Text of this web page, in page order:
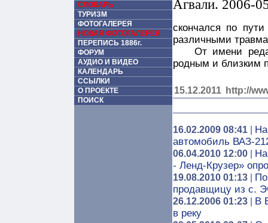
СЛОВАРЬ
ТУРИЗМ
ФОТОГАЛЕРЕЯ
НОВАЯ ФОТОГАЛЕРЕЯ
ПЕРЕПИСЬ 1886г.
ФОРУМ
АУДИО И ВИДЕО
КАЛЕНДАРЬ
ССЫЛКИ
О ПРОЕКТЕ
ПОИСК
скончался по
различными
От имени
родным и близким
15.12.2011 http://
16.02.2009 08:41
автомобиль ВАЗ-
06.04.2010 12:00
- Ленд-Крузер»
19.08.2010 01:13
продавщицу из с.
26.12.2006 01:23
В
в реку